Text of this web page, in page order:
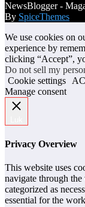
NewsBlogger -
By SpiceThemes
We use cookies on
experience by
clicking “Accept”,
Do not sell my
Cookie settings
Manage consent
Privacy Overview
This website uses
navigate through the
categorized as
essential for the